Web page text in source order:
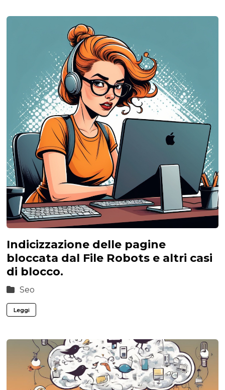
Indicizzazione delle pagine
bloccata dal File Robots e altri casi
di blocco.
Seo
Leggi